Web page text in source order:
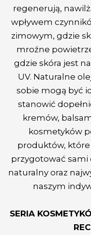
regenerują,
wpływem
zimowym, gdzie
mroźne
gdzie skóra jest
UV. Naturalne
sobie mogą być
stanowić
kremów,
kosmetyków
produktów,
przygotować sami
naturalny oraz
naszym
SERIA